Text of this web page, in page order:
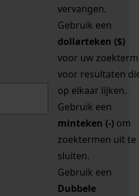
vervangen.
Gebruik een
dollarteken ($)
voor uw zoekterm
voor resultaten
op elkaar lijken.
Gebruik een
minteken (-) om
zoektermen uit te
sluiten.
Gebruik een
Dubbele